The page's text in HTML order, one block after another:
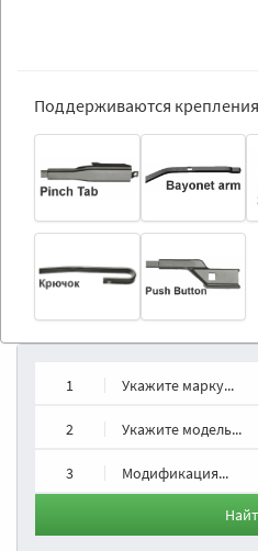
Поддерживаются
1 Укажите марку...
2 Укажите модель...
3 Модификация...